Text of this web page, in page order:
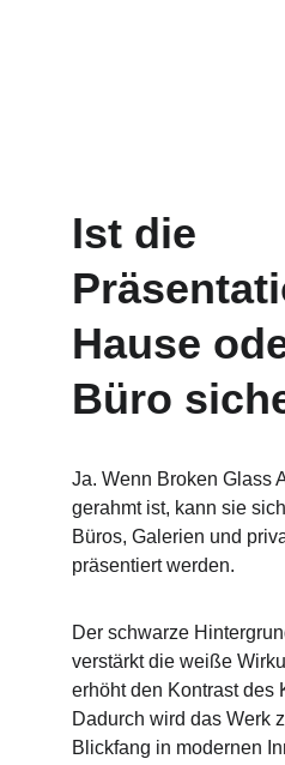
Ist die
Hause
Büro
Ja. Wenn Broken Glass
gerahmt ist, kann sie
Büros, Galerien und
präsentiert werden.
Der schwarze
verstärkt die weiße
erhöht den Kontrast des
Dadurch wird das Werk
Blickfang in modernen